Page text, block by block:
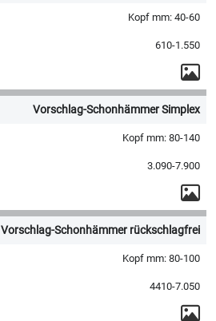
Kopf mm: 40-60
610-1.550
Vorschlag-Schonhämmer Simplex
Kopf mm: 80-140
3.090-7.900
Vorschlag-Schonhämmer rückschlagfrei
Kopf mm: 80-100
4410-7.050